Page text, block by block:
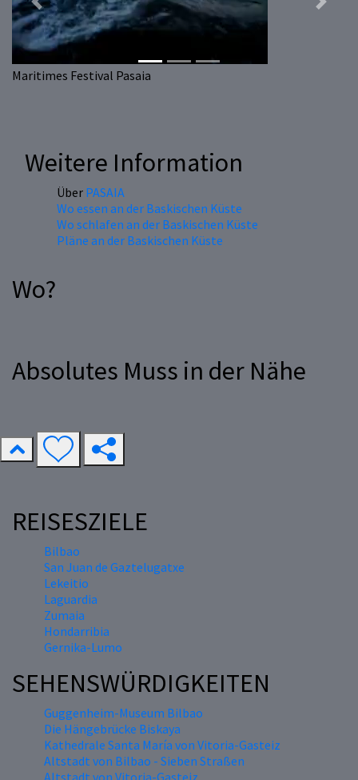
Maritimes Festival Pasaia
Previous Next
Weitere Information
Über PASAIA
Wo essen an der Baskischen Küste
Wo schlafen an der Baskischen Küste
Pläne an der Baskischen Küste
Wo?
Absolutes Muss in der Nähe
REISESZIELE
Bilbao
San Juan de Gaztelugatxe
Lekeitio
Laguardia
Zumaia
Hondarribia
Gernika-Lumo
SEHENSWÜRDIGKEITEN
Guggenheim-Museum Bilbao
Die Hängebrücke Biskaya
Kathedrale Santa María von Vitoria-Gasteiz
Altstadt von Bilbao - Sieben Straßen